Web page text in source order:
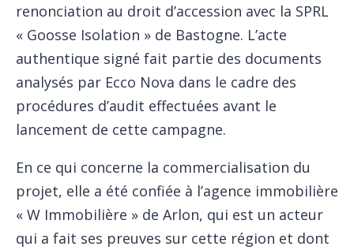
renonciation au droit d’accession avec la SPRL
« Goosse Isolation » de Bastogne. L’acte
authentique signé fait partie des documents
analysés par Ecco Nova dans le cadre des
procédures d’audit effectuées avant le
lancement de cette campagne.
En ce qui concerne la commercialisation du
projet, elle a été confiée à l’agence immobilière
« W Immobilière » de Arlon, qui est un acteur
qui a fait ses preuves sur cette région et dont